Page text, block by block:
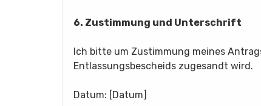
6. Zustimmung und Unterschrift
Ich bitte um Zustimmung meines
Entlassungsbescheids zugesandt wird.
Datum: [Datum]